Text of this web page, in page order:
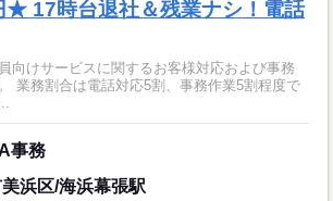
17時台退社＆残業ナシ！電話
向けサービスに関するお客様対応および事務
業務割合は電話対応5割、事務作業5割程度で
事務
浜区/海浜幕張駅